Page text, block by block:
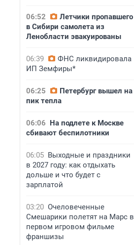
06:52
Летчики пропавшего
в Сибири самолета из
Ленобласти эвакуированы
06:39
ФНС ликвидировала
ИП Земфиры*
06:25
Петербург вышел на
пик тепла
06:06 На подлете к Москве
сбивают беспилотники
06:05 Выходные и праздники
в 2027 году: как отдыхать
дольше и что будет с
зарплатой
03:20 Очеловеченные
Смешарики полетят на Марс в
первом игровом фильме
франшизы